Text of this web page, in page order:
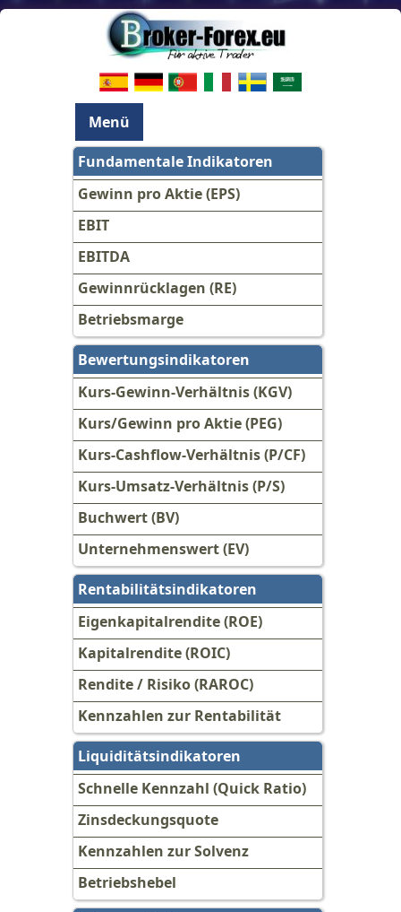
Menü
Fundamentale Indikatoren
Gewinn pro Aktie (EPS)
EBIT
EBITDA
Gewinnrücklagen (RE)
Betriebsmarge
Bewertungsindikatoren
Kurs-Gewinn-Verhältnis (KGV)
Kurs/Gewinn pro Aktie (PEG)
Kurs-Cashflow-Verhältnis (P/CF)
Kurs-Umsatz-Verhältnis (P/S)
Buchwert (BV)
Unternehmenswert (EV)
Rentabilitätsindikatoren
Eigenkapitalrendite (ROE)
Kapitalrendite (ROIC)
Rendite / Risiko (RAROC)
Kennzahlen zur Rentabilität
Liquiditätsindikatoren
Schnelle Kennzahl (Quick Ratio)
Zinsdeckungsquote
Kennzahlen zur Solvenz
Betriebshebel